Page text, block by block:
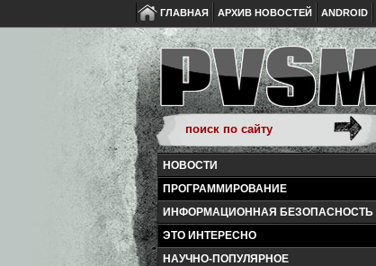
ГЛАВНАЯ АРХИВ НОВОСТЕЙ ANDROID
НОВОСТИ
ПРОГРАММИРОВАНИЕ
ИНФОРМАЦИОННАЯ БЕЗОПАСНОСТЬ
ЭТО ИНТЕРЕСНО
НАУЧНО-ПОПУЛЯРНОЕ